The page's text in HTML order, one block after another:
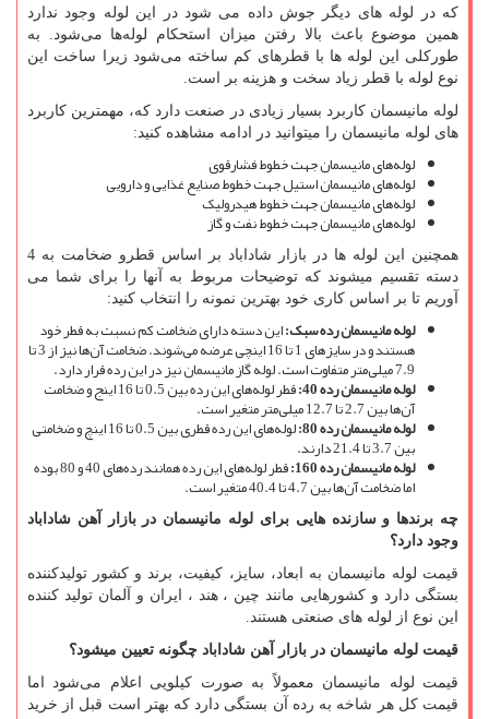
که در لوله‌ های دیگر جوش داده می‌ شود در این لوله وجود ندارد
همین موضوع باعث بالا رفتن میزان استحکام لوله‌ها می‌شود. به‌
طورکلی این لوله‌ ها با قطرهای کم ساخته می‌شود زیرا ساخت این
نوع لوله با قطر زیاد سخت و هزینه ‌بر است.
لوله مانیسمان کاربرد بسیار زیادی در صنعت دارد که، مهمترین کاربرد
های لوله مانیسمان را میتوانید در ادامه مشاهده کنید:
لوله‌های مانیسمان جهت خطوط فشارقوی
لوله‌های مانیسمان استیل جهت خطوط صنایع غذایی و دارویی
لوله‌های مانیسمان جهت خطوط هیدرولیک
لوله‌های مانیسمان جهت خطوط نفت و گاز
همچنین این لوله ها در بازار شاداباد بر اساس قطرو ضخامت به 4
دسته تقسیم میشوند که توضیحات مربوط به آنها را برای شما می
آوریم تا بر اساس کاری خود بهترین نمونه را انتخاب کنید:
لوله مانیسمان رده سبک:این دسته دارای ضخامت کم نسبت به قطر خود
هستند و در سایزهای 1 تا 16 اینچی عرضه می‌شوند. ضخامت آن‌ها نیز از 3 تا
7.9 میلی‌متر متفاوت است. لوله گاز مانیسمان نیز در این رده قرار دارد.
لوله مانیسمان رده 40: قطر لوله‌های این رده بین 0.5 تا 16 اینج و ضخامت
آن‌ها بین 2.7 تا 12.7 میلی‌متر متغیر است.
لوله مانیسمان رده 80: لوله‌های این رده قطری بین 0.5 تا 16 اینچ و ضخامتی
بین 3.7 تا 21.4 دارند.
لوله مانیسمان رده 160: قطر لوله‌های این رده همانند رده‌های 40 و 80 بوده
اما ضخامت آن‌ها بین 4.7 تا 40.4 متغیر است.
چه برندها و سازنده هایی برای لوله مانیسمان در بازار آهن شاداباد
وجود دارد؟
قیمت لوله مانیسمان به ابعاد، سایز، کیفیت، برند و کشور تولیدکننده
بستگی دارد و کشورهایی مانند چین ، هند ، ایران و آلمان تولید کننده
این نوع از لوله های صنعتی هستند.
قیمت لوله مانیسمان در بازار آهن شاداباد چگونه تعیین میشود؟
قیمت لوله مانیسمان معمولاً به صورت کیلویی اعلام می‌شود اما
قیمت کل هر شاخه به رده آن بستگی دارد که بهتر است قبل از خرید